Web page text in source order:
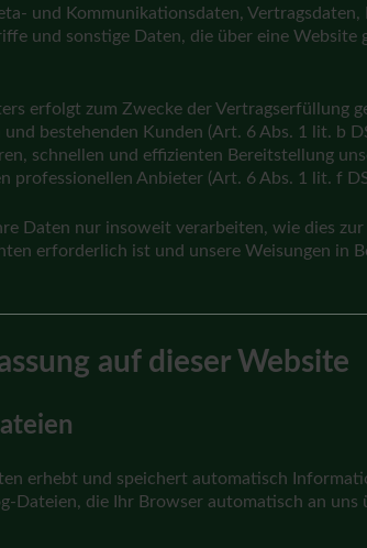
und Kommunikationsdaten, Vertragsdaten,
und sonstige Daten, die über eine Website
erfolgt zum Zwecke der Vertragserfüllung
bestehenden Kunden (Art. 6 Abs. 1 lit. b
schnellen und effizienten Bereitstellung
professionellen Anbieter (Art. 6 Abs. 1 lit. f
Daten nur insoweit verarbeiten, wie dies
erforderlich ist und unsere Weisungen in
auf dieser Website
erhebt und speichert automatisch
Dateien, die Ihr Browser automatisch an uns